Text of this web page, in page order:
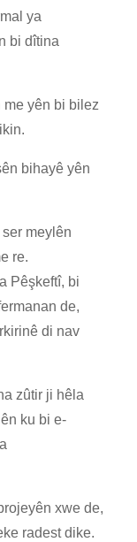
ya
bi dîtina
yên bi bilez
bihayê yên
meylên
re.
Pêşkeftî, bi
de,
di nav
zûtir ji hêla
ku bi e-
xwe de,
radest dike.